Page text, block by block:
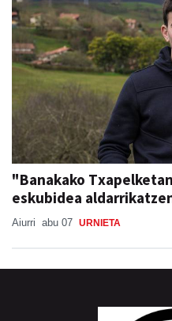
"Banakako
eskubidea
Aiurri abu 07 URNIETA